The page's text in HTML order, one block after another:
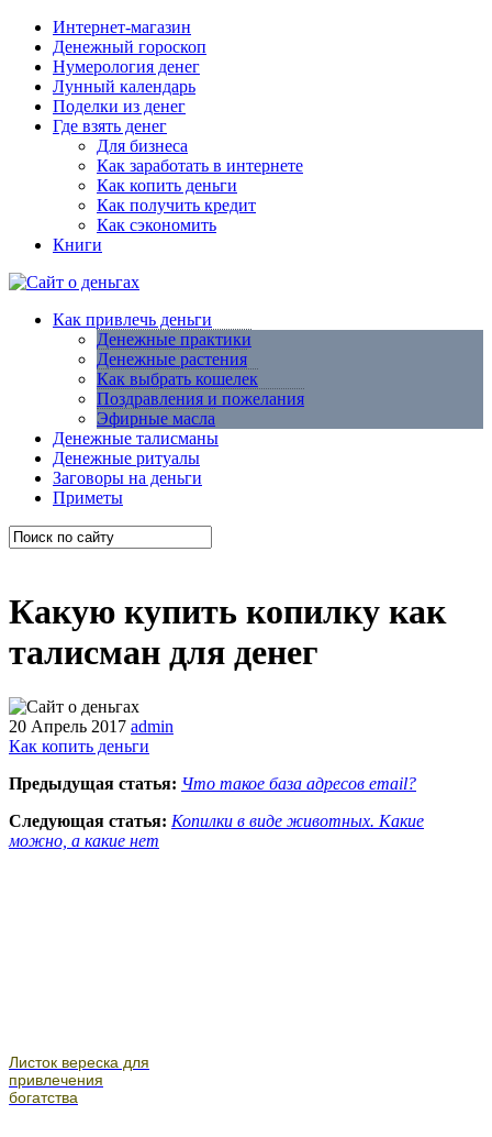
Интернет-магазин
Денежный гороскоп
Нумерология денег
Лунный календарь
Поделки из денег
Где взять денег
Для бизнеса
Как заработать в интернете
Как копить деньги
Как получить кредит
Как сэкономить
Книги
Как привлечь деньги
Денежные практики
Денежные растения
Как выбрать кошелек
Поздравления и пожелания
Эфирные масла
Денежные талисманы
Денежные ритуалы
Заговоры на деньги
Приметы
Какую купить копилку как
талисман для денег
20 Апрель 2017 admin
Как копить деньги
Предыдущая статья: Что такое база адресов email?
Следующая статья: Копилки в виде животных. Какие
можно, а какие нет
Листок вереска для
привлечения
богатства